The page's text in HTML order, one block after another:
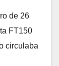
de 26
FT150
circulaba